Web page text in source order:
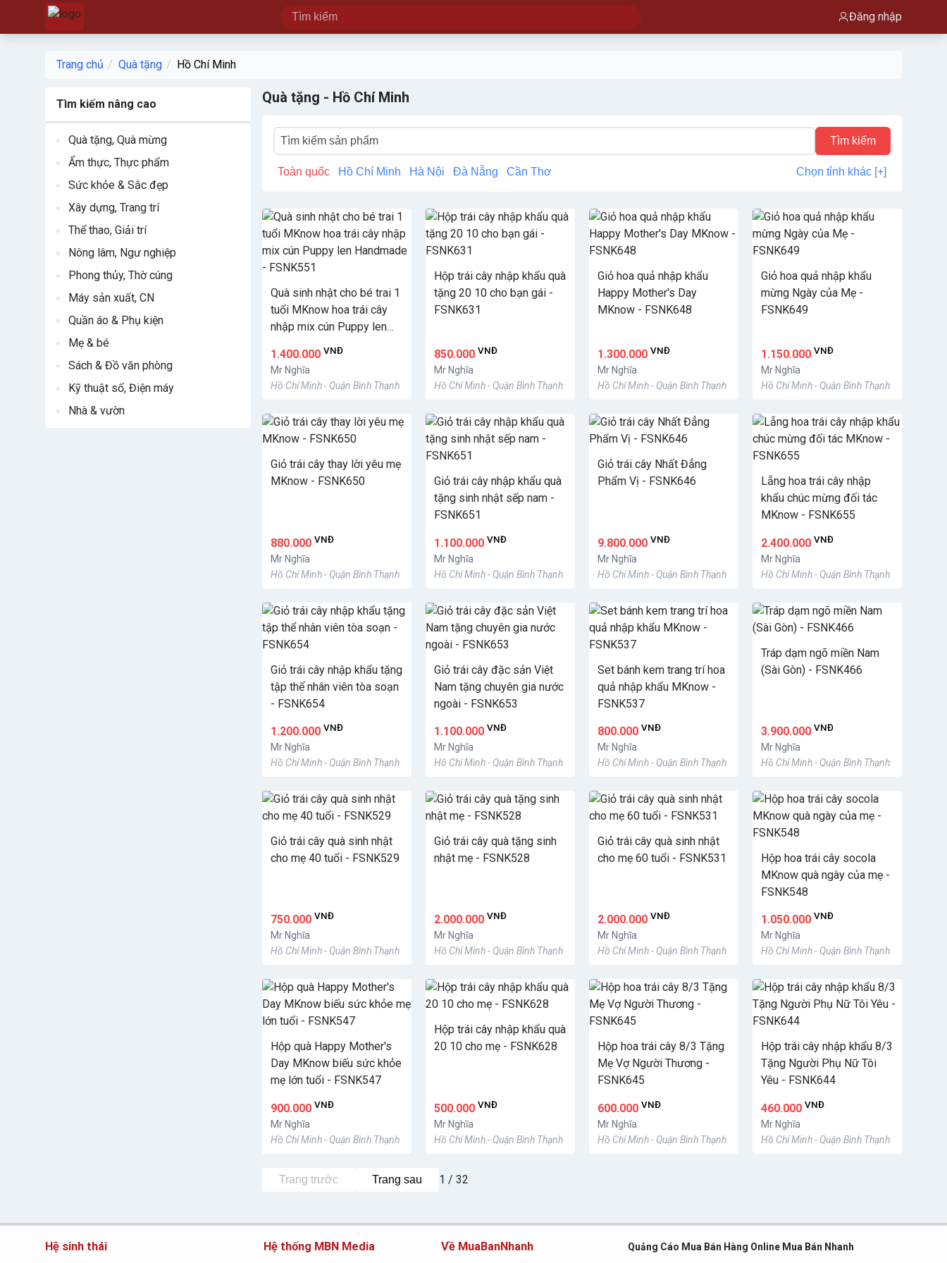
Đăng nhập
Trang chủ Quà tặng Hồ Chí Minh
Quà tặng - Hồ Chí Minh
Tìm kiếm
Toàn quốc Hồ Chí Minh Hà Nội Đà Nẵng Cần Thơ Chọn tỉnh khác [+]
Quà sinh nhật cho bé trai 1
tuổi MKnow hoa trái cây
nhập mix cún Puppy len
Handmade - FSNK551
1.400.000 VNĐ
Mr Nghĩa
Hồ Chí Minh - Quận Bình Thạnh
Hộp trái cây nhập khẩu quà
tặng 20 10 cho bạn gái -
FSNK631
850.000 VNĐ
Mr Nghĩa
Hồ Chí Minh - Quận Bình Thạnh
Giỏ hoa quả nhập khẩu
Happy Mother's Day
MKnow - FSNK648
1.300.000 VNĐ
Mr Nghĩa
Hồ Chí Minh - Quận Bình Thạnh
Giỏ hoa quả nhập khẩu
mừng Ngày của Mẹ -
FSNK649
1.150.000 VNĐ
Mr Nghĩa
Hồ Chí Minh - Quận Bình Thạnh
Giỏ trái cây thay lời yêu mẹ
MKnow - FSNK650
880.000 VNĐ
Mr Nghĩa
Hồ Chí Minh - Quận Bình Thạnh
Giỏ trái cây nhập khẩu quà
tặng sinh nhật sếp nam -
FSNK651
1.100.000 VNĐ
Mr Nghĩa
Hồ Chí Minh - Quận Bình Thạnh
Giỏ trái cây Nhất Đẳng
Phẩm Vị - FSNK646
9.800.000 VNĐ
Mr Nghĩa
Hồ Chí Minh - Quận Bình Thạnh
Lẵng hoa trái cây nhập
khẩu chúc mừng đối tác
MKnow - FSNK655
2.400.000 VNĐ
Mr Nghĩa
Hồ Chí Minh - Quận Bình Thạnh
Giỏ trái cây nhập khẩu tặng
tập thể nhân viên tòa soạn
- FSNK654
1.200.000 VNĐ
Mr Nghĩa
Hồ Chí Minh - Quận Bình Thạnh
Giỏ trái cây đặc sản Việt
Nam tặng chuyên gia nước
ngoài - FSNK653
1.100.000 VNĐ
Mr Nghĩa
Hồ Chí Minh - Quận Bình Thạnh
Set bánh kem trang trí hoa
quả nhập khẩu MKnow -
FSNK537
800.000 VNĐ
Mr Nghĩa
Hồ Chí Minh - Quận Bình Thạnh
Tráp dạm ngõ miền Nam
(Sài Gòn) - FSNK466
3.900.000 VNĐ
Mr Nghĩa
Hồ Chí Minh - Quận Bình Thạnh
Giỏ trái cây quà sinh nhật
cho mẹ 40 tuổi - FSNK529
750.000 VNĐ
Mr Nghĩa
Hồ Chí Minh - Quận Bình Thạnh
Giỏ trái cây quà tặng sinh
nhật mẹ - FSNK528
2.000.000 VNĐ
Mr Nghĩa
Hồ Chí Minh - Quận Bình Thạnh
Giỏ trái cây quà sinh nhật
cho mẹ 60 tuổi - FSNK531
2.000.000 VNĐ
Mr Nghĩa
Hồ Chí Minh - Quận Bình Thạnh
Hộp hoa trái cây socola
MKnow quà ngày của mẹ -
FSNK548
1.050.000 VNĐ
Mr Nghĩa
Hồ Chí Minh - Quận Bình Thạnh
Hộp quà Happy Mother's
Day MKnow biếu sức khỏe
mẹ lớn tuổi - FSNK547
900.000 VNĐ
Mr Nghĩa
Hồ Chí Minh - Quận Bình Thạnh
Hộp trái cây nhập khẩu quà
20 10 cho mẹ - FSNK628
500.000 VNĐ
Mr Nghĩa
Hồ Chí Minh - Quận Bình Thạnh
Hộp hoa trái cây 8/3 Tặng
Mẹ Vợ Người Thương -
FSNK645
600.000 VNĐ
Mr Nghĩa
Hồ Chí Minh - Quận Bình Thạnh
Hộp trái cây nhập khẩu 8/3
Tặng Người Phụ Nữ Tôi
Yêu - FSNK644
460.000 VNĐ
Mr Nghĩa
Hồ Chí Minh - Quận Bình Thạnh
Trang trước Trang sau 1 / 32
Tìm kiếm nâng cao
Quà tặng, Quà mừng
Ẩm thực, Thực phẩm
Sức khỏe & Sắc đẹp
Xây dựng, Trang trí
Thể thao, Giải trí
Nông lâm, Ngư nghiệp
Phong thủy, Thờ cúng
Máy sản xuất, CN
Quần áo & Phụ kiện
Mẹ & bé
Sách & Đồ văn phòng
Kỹ thuật số, Điện máy
Nhà & vườn
Hệ sinh thái Hệ thống MBN Media Về MuaBanNhanh Quảng Cáo Mua Bán Hàng Online Mua Bán Nhanh